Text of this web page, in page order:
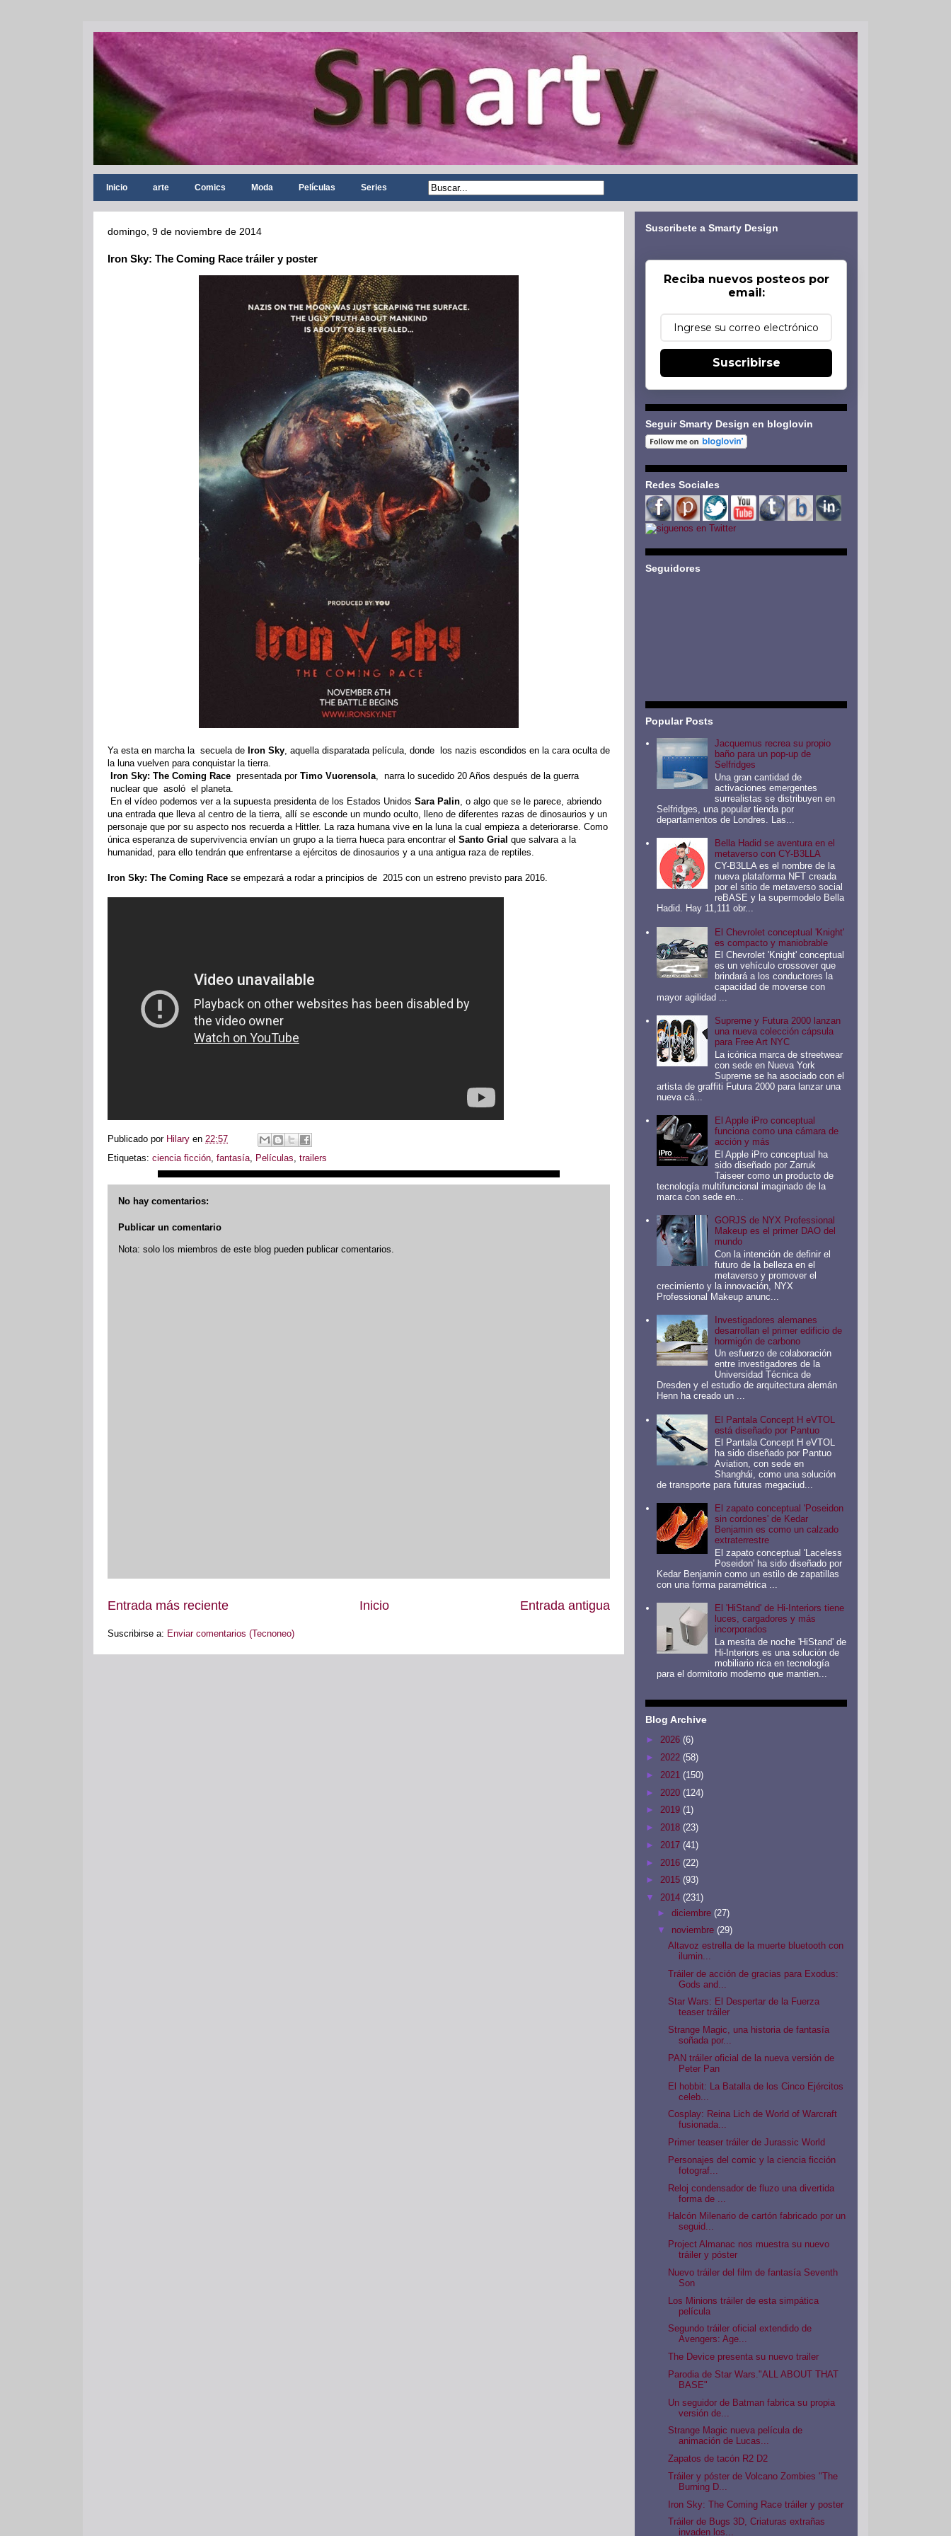
Inicio arte Comics Moda Películas Series
domingo, 9 de noviembre de 2014
Iron Sky: The Coming Race tráiler y poster
Ya esta en marcha la secuela de Iron Sky, aquella disparatada película, donde los nazis escondidos en la cara oculta de
la luna vuelven para conquistar la tierra.
Iron Sky: The Coming Race presentada por Timo Vuorensola, narra lo sucedido 20 Años después de la guerra
nuclear que asoló el planeta.
En el vídeo podemos ver a la supuesta presidenta de los Estados Unidos Sara Palin, o algo que se le parece, abriendo
una entrada que lleva al centro de la tierra, allí se esconde un mundo oculto, lleno de diferentes razas de dinosaurios y un
personaje que por su aspecto nos recuerda a Hittler. La raza humana vive en la luna la cual empieza a deteriorarse. Como
única esperanza de supervivencia envían un grupo a la tierra hueca para encontrar el Santo Grial que salvara a la
humanidad, para ello tendrán que enfrentarse a ejércitos de dinosaurios y a una antigua raza de reptiles.
Iron Sky: The Coming Race se empezará a rodar a principios de 2015 con un estreno previsto para 2016.
Publicado por Hilary en 22:57
Etiquetas: ciencia ficción, fantasía, Películas, trailers
No hay comentarios:
Publicar un comentario
Nota: solo los miembros de este blog pueden publicar comentarios.
Entrada más reciente Entrada antigua
Inicio
Suscribirse a: Enviar comentarios (Tecnoneo)
Suscribete a Smarty Design
Reciba nuevos posteos por
email:
Suscribirse
Seguir Smarty Design en bloglovin
Redes Sociales
Seguidores
Popular Posts
Jacquemus recrea su propio
baño para un pop-up de
Selfridges
Una gran cantidad de
activaciones emergentes
surrealistas se distribuyen en
Selfridges, una popular tienda por
departamentos de Londres. Las...
Bella Hadid se aventura en el
metaverso con CY-B3LLA
CY-B3LLA es el nombre de la
nueva plataforma NFT creada
por el sitio de metaverso social
reBASE y la supermodelo Bella
Hadid. Hay 11,111 obr...
El Chevrolet conceptual 'Knight'
es compacto y maniobrable
El Chevrolet 'Knight' conceptual
es un vehículo crossover que
brindará a los conductores la
capacidad de moverse con
mayor agilidad ...
Supreme y Futura 2000 lanzan
una nueva colección cápsula
para Free Art NYC
La icónica marca de streetwear
con sede en Nueva York
Supreme se ha asociado con el
artista de graffiti Futura 2000 para lanzar una
nueva cá...
El Apple iPro conceptual
funciona como una cámara de
acción y más
El Apple iPro conceptual ha
sido diseñado por Zarruk
Taiseer como un producto de
tecnología multifuncional imaginado de la
marca con sede en...
GORJS de NYX Professional
Makeup es el primer DAO del
mundo
Con la intención de definir el
futuro de la belleza en el
metaverso y promover el
crecimiento y la innovación, NYX
Professional Makeup anunc...
Investigadores alemanes
desarrollan el primer edificio de
hormigón de carbono
Un esfuerzo de colaboración
entre investigadores de la
Universidad Técnica de
Dresden y el estudio de arquitectura alemán
Henn ha creado un ...
El Pantala Concept H eVTOL
está diseñado por Pantuo
El Pantala Concept H eVTOL
ha sido diseñado por Pantuo
Aviation, con sede en
Shanghái, como una solución
de transporte para futuras megaciud...
El zapato conceptual 'Poseidon
sin cordones' de Kedar
Benjamin es como un calzado
extraterrestre
El zapato conceptual 'Laceless
Poseidon' ha sido diseñado por
Kedar Benjamin como un estilo de zapatillas
con una forma paramétrica ...
El 'HiStand' de Hi-Interiors tiene
luces, cargadores y más
incorporados
La mesita de noche 'HiStand' de
Hi-Interiors es una solución de
mobiliario rica en tecnología
para el dormitorio moderno que mantien...
Blog Archive
► 2026 (6)
► 2022 (58)
► 2021 (150)
► 2020 (124)
► 2019 (1)
► 2018 (23)
► 2017 (41)
► 2016 (22)
► 2015 (93)
▼ 2014 (231)
► diciembre (27)
▼ noviembre (29)
Altavoz estrella de la muerte bluetooth con
ilumin...
Tráiler de acción de gracias para Exodus:
Gods and...
Star Wars: El Despertar de la Fuerza
teaser tráiler
Strange Magic, una historia de fantasía
soñada por...
PAN tráiler oficial de la nueva versión de
Peter Pan
El hobbit: La Batalla de los Cinco Ejércitos
celeb...
Cosplay: Reina Lich de World of Warcraft
fusionada...
Primer teaser tráiler de Jurassic World
Personajes del comic y la ciencia ficción
fotograf...
Reloj condensador de fluzo una divertida
forma de ...
Halcón Milenario de cartón fabricado por un
seguid...
Project Almanac nos muestra su nuevo
tráiler y póster
Nuevo tráiler del film de fantasía Seventh
Son
Los Minions tráiler de esta simpática
película
Segundo tráiler oficial extendido de
Avengers: Age...
The Device presenta su nuevo trailer
Parodia de Star Wars."ALL ABOUT THAT
BASE"
Un seguidor de Batman fabrica su propia
versión de...
Strange Magic nueva película de
animación de Lucas...
Zapatos de tacón R2 D2
Tráiler y póster de Volcano Zombies "The
Burning D...
Iron Sky: The Coming Race tráiler y poster
Tráiler de Bugs 3D, Criaturas extrañas
invaden los...